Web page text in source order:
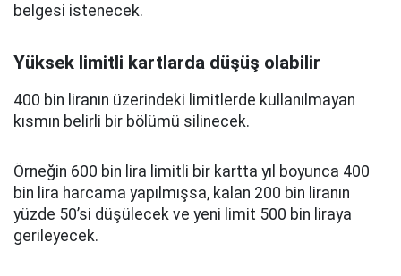
belgesi istenecek.
Yüksek limitli kartlarda düşüş olabilir
400 bin liranın üzerindeki limitlerde kullanılmayan
kısmın belirli bir bölümü silinecek.
Örneğin 600 bin lira limitli bir kartta yıl boyunca 400
bin lira harcama yapılmışsa, kalan 200 bin liranın
yüzde 50’si düşülecek ve yeni limit 500 bin liraya
gerileyecek.